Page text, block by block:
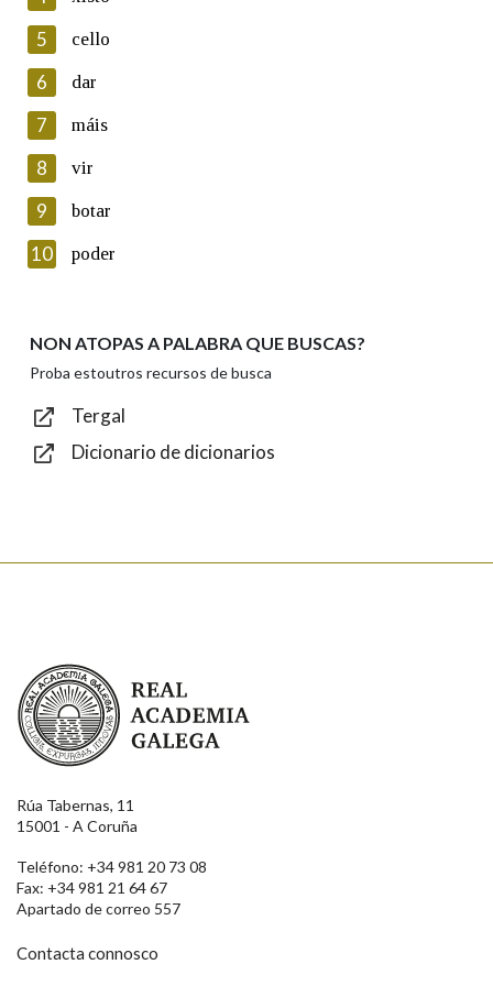
Lin e acepto as condicións da política de
Introduce o código que aparece na imaxe:
Texto de verificación
Enviar
5 cello
6 dar
7 máis
8 vir
9 botar
10 poder
NON ATOPAS A PALABRA QUE BUSCAS?
Proba estoutros recursos de busca
Tergal
Dicionario de dicionarios
Real Academia Galega
Rúa Tabernas, 11
15001 - A Coruña
Teléfono: +34 981 20 73 08
Fax: +34 981 21 64 67
Apartado de correo 557
Contacta connosco